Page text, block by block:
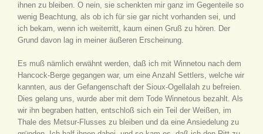
ihnen zu bleiben. O nein, sie schenkten mir ganz im Gegenteile so
wenig Beachtung, als ob ich für sie gar nicht vorhanden sei, und
ich bekam, wenn ich weiterritt, kaum einen Gruß zu hören. Der
Grund davon lag in meiner äußeren Erscheinung.
Es muß nämlich erwähnt werden, daß ich mit Winnetou nach dem
Hancock-Berge gegangen war, um eine Anzahl Settlers, welche wir
kannten, aus der Gefangenschaft der Sioux-Ogellalah zu befreien.
Dies gelang uns, wurde aber mit dem Tode Winnetous bezahlt. Als
wir ihn begraben hatten, entschloß sich ein Teil der Weißen, im
Thale des Metsur-Flusses zu bleiben und da eine Ansiedelung zu